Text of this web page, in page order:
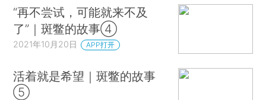
“再不尝试，可能就来不及
了”｜斑鳖的故事④
2021年10月20日 APP打开
活着就是希望｜斑鳖的故事
⑤